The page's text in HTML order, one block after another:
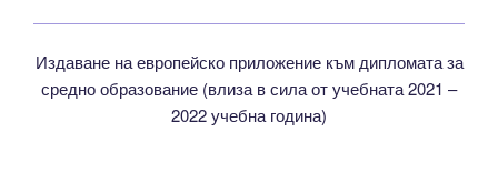
Издаване на европейско приложение към дипломата за
средно образование (влиза в сила от учебната 2021 –
2022 учебна година)